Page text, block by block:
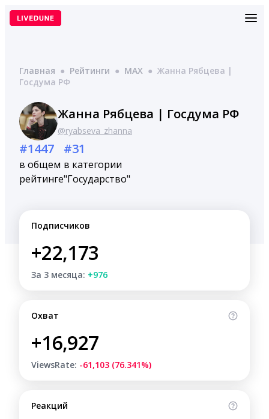
Перейти
Главная ● Рейтинги ● MAX ● Жанна Рябцева |
Госдума РФ
Жанна Рябцева | Госдума РФ
@ryabseva_zhanna
#1447
в общем
рейтинге
#31
в категории
"Государство"
Подписчиков
+22,173
За 3 месяца: +976
Охват
+16,927
ViewsRate: -61,103 (76.341%)
Реакций